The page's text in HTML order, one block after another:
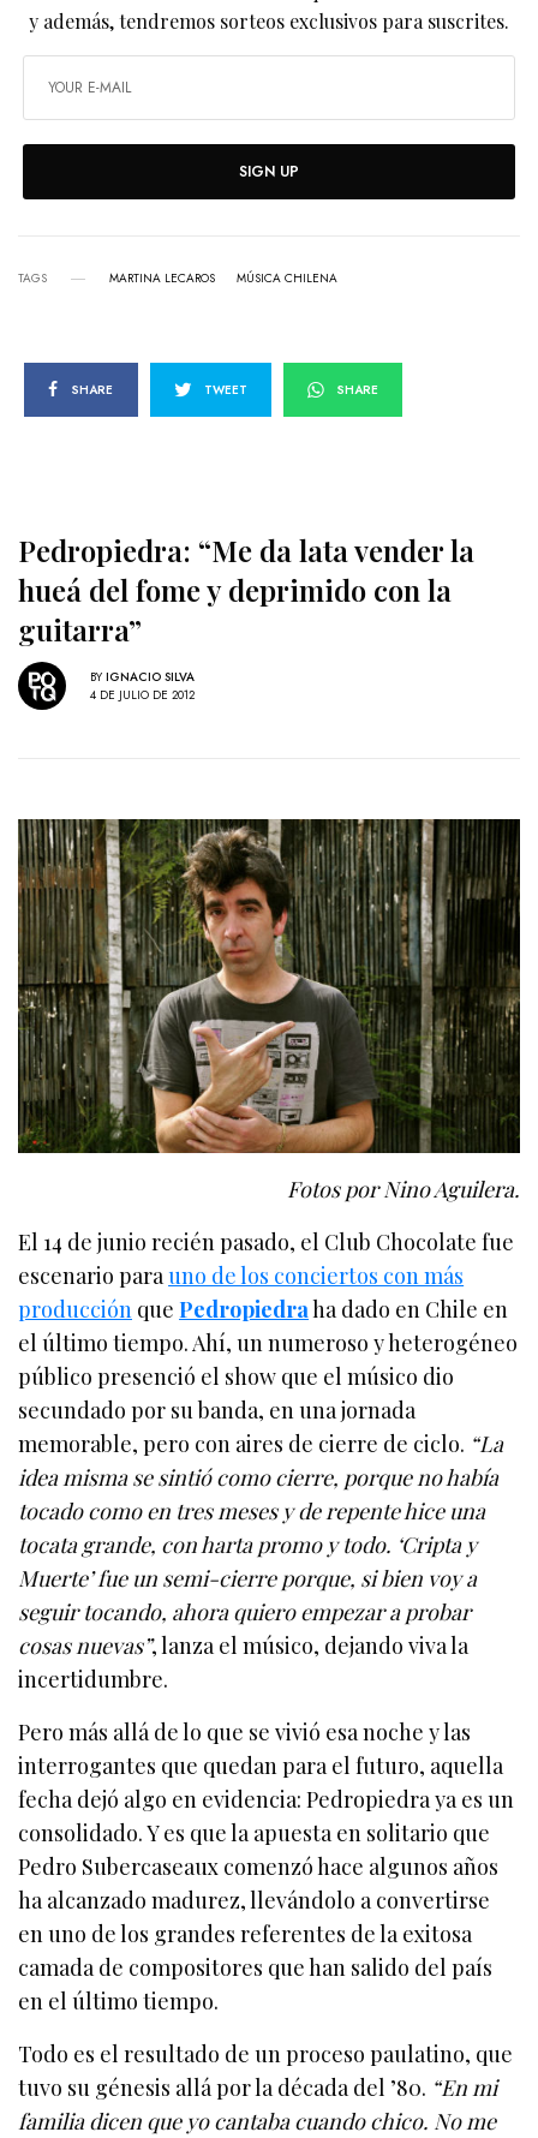
y además, tendremos sorteos exclusivos para suscrites.
SIGN UP
TAGS MARTINA LECAROS MÚSICA CHILENA
SHARE TWEET SHARE
Pedropiedra: “Me da lata vender la
hueá del fome y deprimido con la
guitarra”
BY IGNACIO SILVA
4 DE JULIO DE 2012
Fotos por Nino Aguilera.
El 14 de junio recién pasado, el Club Chocolate fue
escenario parauno de los conciertos con más
producción quePedropiedraha dado en Chile en
el último tiempo. Ahí, un numeroso y heterogéneo
público presenció el show que el músico dio
secundado por su banda, en una jornada
memorable, pero con aires de cierre de ciclo. “La
idea misma se sintió como cierre, porque no había
tocado como en tres meses y de repente hice una
tocata grande, con harta promo y todo. ‘Cripta y
Muerte’ fue un semi-cierre porque, si bien voy a
seguir tocando, ahora quiero empezar a probar
cosas nuevas”, lanza el músico, dejando viva la
incertidumbre.
Pero más allá de lo que se vivió esa noche y las
interrogantes que quedan para el futuro, aquella
fecha dejó algo en evidencia: Pedropiedra ya es un
consolidado. Y es que la apuesta en solitario que
Pedro Subercaseaux comenzó hace algunos años
ha alcanzado madurez, llevándolo a convertirse
en uno de los grandes referentes de la exitosa
camada de compositores que han salido del país
en el último tiempo.
Todo es el resultado de un proceso paulatino, que
tuvo su génesis allá por la década del ’80. “En mi
familia dicen que yo cantaba cuando chico. No me